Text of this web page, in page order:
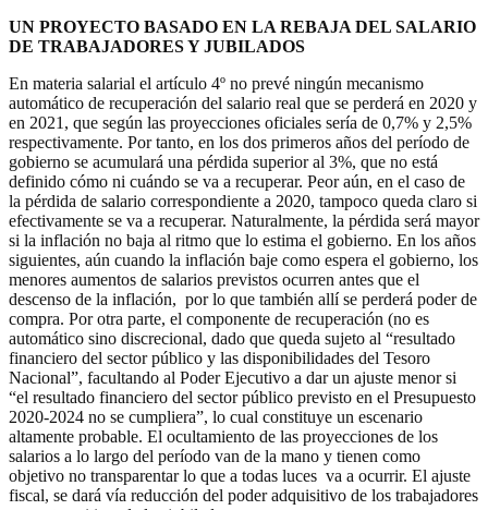
UN PROYECTO BASADO EN LA REBAJA DEL SALARIO
DE TRABAJADORES Y JUBILADOS
En materia salarial el artículo 4º no prevé ningún mecanismo
automático de recuperación del salario real que se perderá en 2020 y
en 2021, que según las proyecciones oficiales sería de 0,7% y 2,5%
respectivamente. Por tanto, en los dos primeros años del período de
gobierno se acumulará una pérdida superior al 3%, que no está
definido cómo ni cuándo se va a recuperar. Peor aún, en el caso de
la pérdida de salario correspondiente a 2020, tampoco queda claro si
efectivamente se va a recuperar. Naturalmente, la pérdida será mayor
si la inflación no baja al ritmo que lo estima el gobierno. En los años
siguientes, aún cuando la inflación baje como espera el gobierno, los
menores aumentos de salarios previstos ocurren antes que el
descenso de la inflación, por lo que también allí se perderá poder de
compra. Por otra parte, el componente de recuperación (no es
automático sino discrecional, dado que queda sujeto al “resultado
financiero del sector público y las disponibilidades del Tesoro
Nacional”, facultando al Poder Ejecutivo a dar un ajuste menor si
“el resultado financiero del sector público previsto en el Presupuesto
2020-2024 no se cumpliera”, lo cual constituye un escenario
altamente probable. El ocultamiento de las proyecciones de los
salarios a lo largo del período van de la mano y tienen como
objetivo no transparentar lo que a todas luces va a ocurrir. El ajuste
fiscal, se dará vía reducción del poder adquisitivo de los trabajadores